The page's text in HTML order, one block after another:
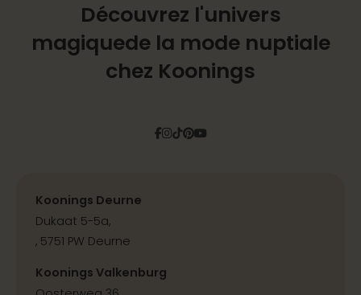
Découvrez l'univers
magiquede la mode nuptiale
chez Koonings
Facebook
Instagram
Tiktok
Pinterest
YouTube
Koonings Deurne
Dukaat 5-5a,
, 5751 PW Deurne
Koonings Valkenburg